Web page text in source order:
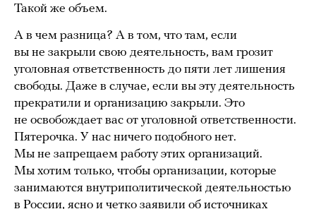
Такой же объем.
А в чем разница? А в том, что там, если
вы не закрыли свою деятельность, вам грозит
уголовная ответственность до пяти лет лишения
свободы. Даже в случае, если вы эту деятельность
прекратили и организацию закрыли. Это
не освобождает вас от уголовной ответственности.
Пятерочка. У нас ничего подобного нет.
Мы не запрещаем работу этих организаций.
Мы хотим только, чтобы организации, которые
занимаются внутриполитической деятельностью
в России, ясно и четко заявили об источниках